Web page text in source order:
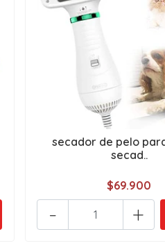
secador de pelo
secad..
$69.900
+
-